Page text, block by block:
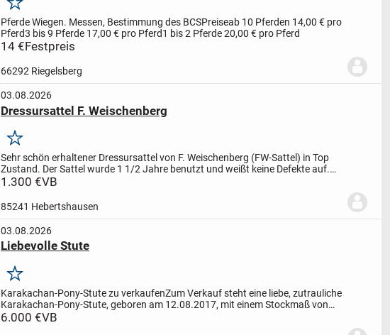
Merken
Pferde Wiegen. Messen, Bestimmung des BCSPreiseab 10 Pferden 14,00 € pro
Pferd3 bis 9 Pferde 17,00 € pro Pferd1 bis 2 Pferde 20,00 € pro Pferd
14 €Festpreis
66292 Riegelsberg
03.08.2026
Dressursattel F. Weischenberg
Merken
Sehr schön erhaltener Dressursattel von F. Weischenberg (FW-Sattel) in Top
Zustand. Der Sattel wurde 1 1/2 Jahre benutzt und weißt keine Defekte auf.
Das zeigen auch die Fotos. Sitzfläche 17" und...
1.300 €VB
85241 Hebertshausen
03.08.2026
Liebevolle Stute
Merken
Karakachan-Pony-Stute zu verkaufenZum Verkauf steht eine liebe, zutrauliche
Karakachan-Pony-Stute, geboren am 12.08.2017, mit einem Stockmaß von
146 cm und brauner Fellfarbe.
6.000 €VB